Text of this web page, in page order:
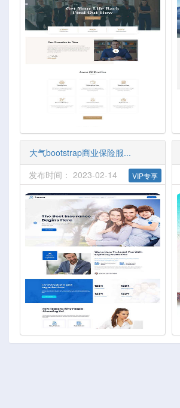
大气bootstrap商业保险服...
发布时间： 2023-02-14
VIP专享